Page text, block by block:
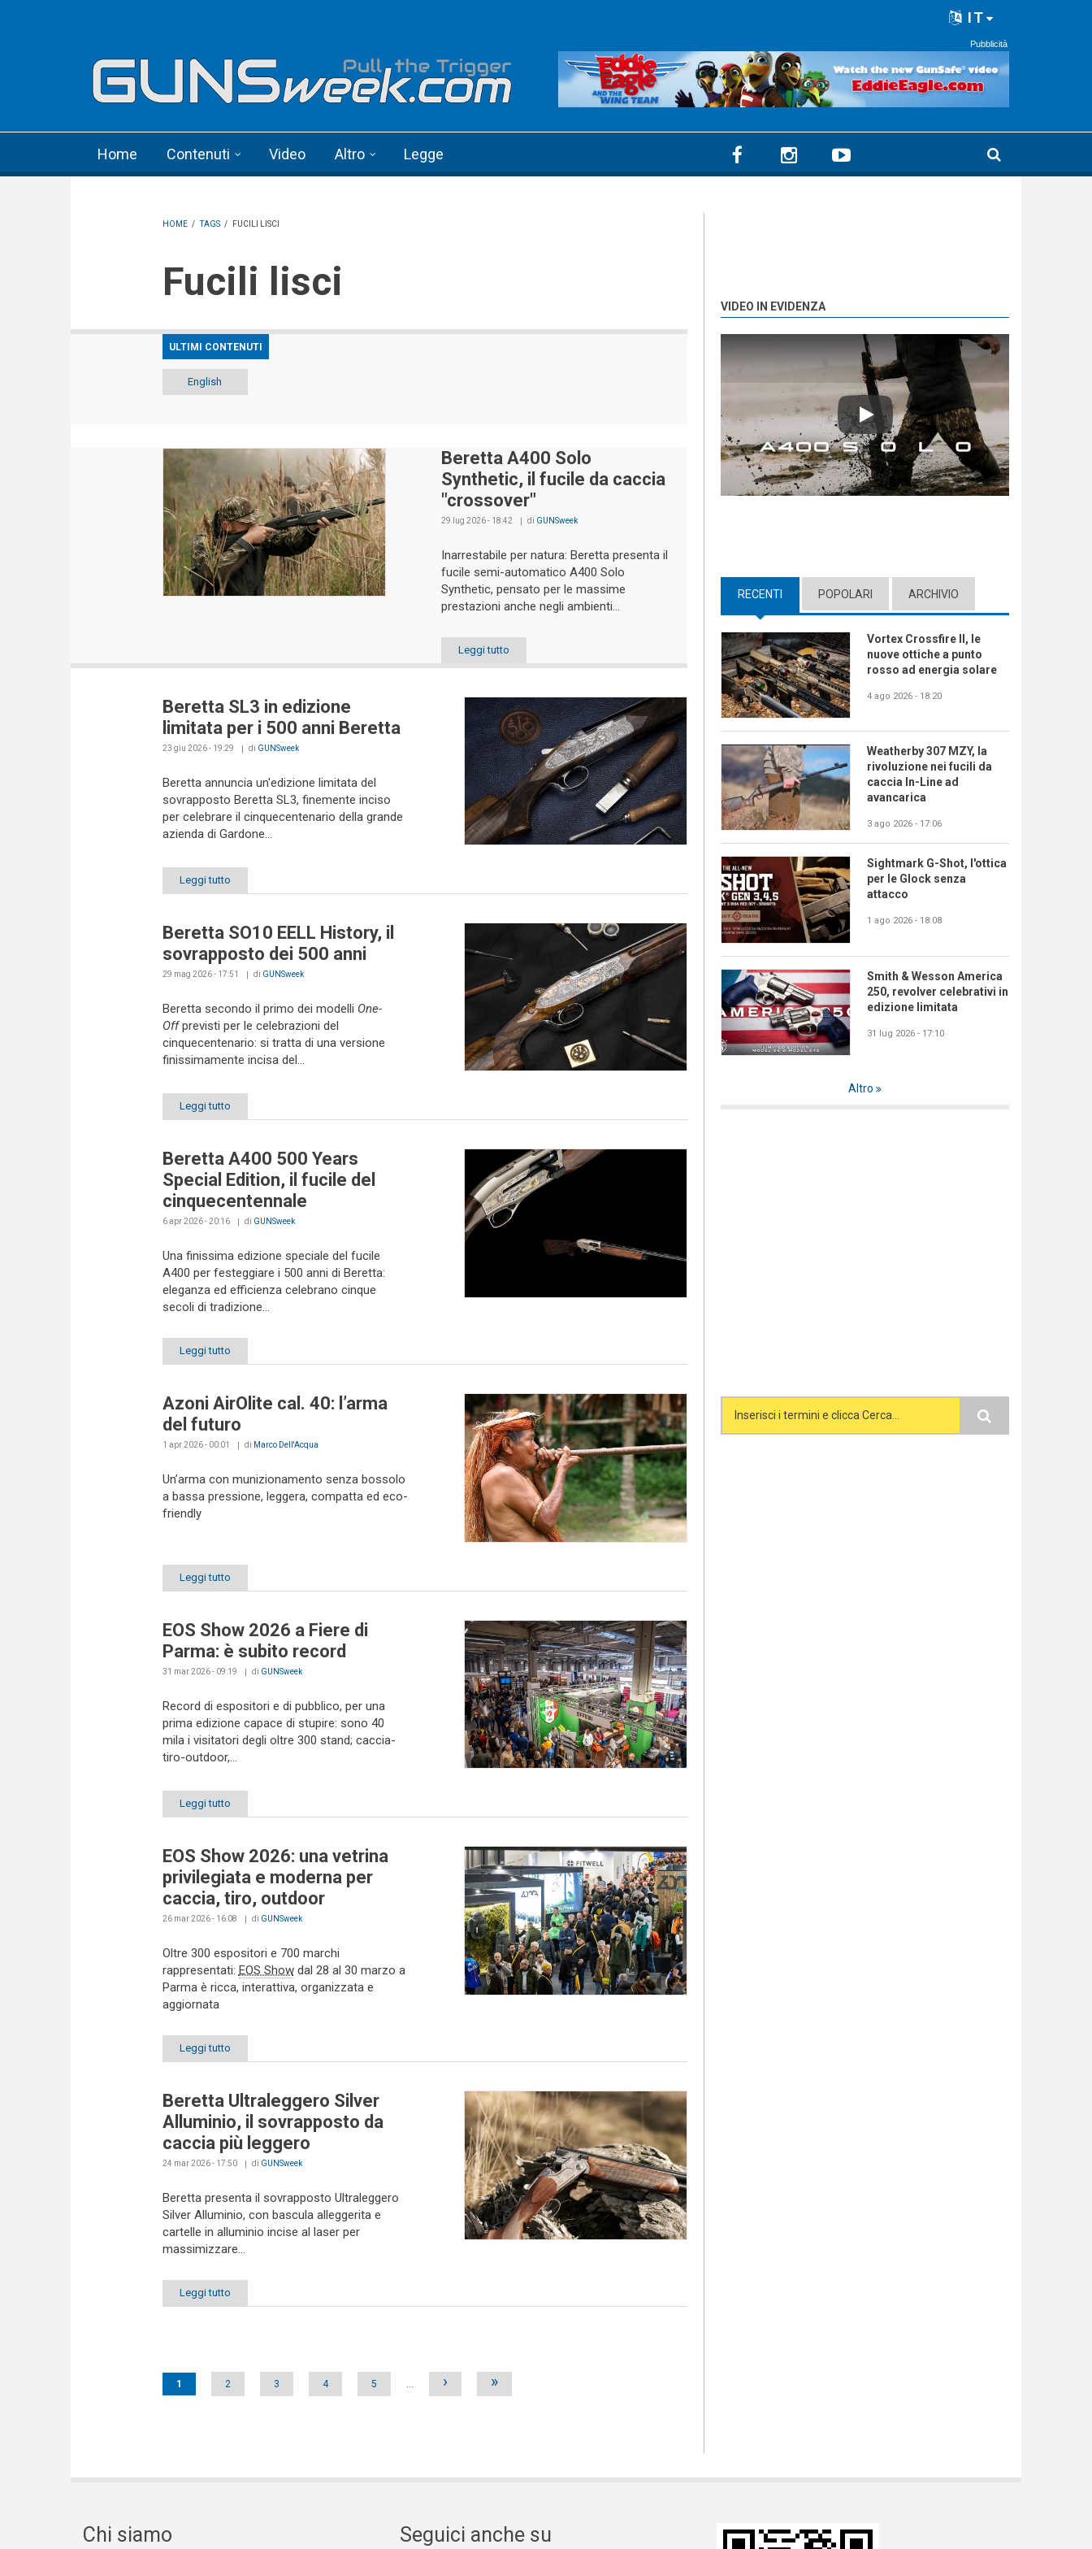
IT
Pubblicità
Home Contenuti Video Altro Legge
HOME / TAGS / FUCILI LISCI
Fucili lisci
ULTIMI CONTENUTI
English
Beretta A400 Solo
Synthetic, il fucile da caccia
"crossover"
29 lug 2026 - 18:42 di GUNSweek
Inarrestabile per natura: Beretta presenta il
fucile semi-automatico A400 Solo
Synthetic, pensato per le massime
prestazioni anche negli ambienti...
Leggi tutto
Beretta SL3 in edizione
limitata per i 500 anni Beretta
23 giu 2026 - 19:29 di GUNSweek
Beretta annuncia un'edizione limitata del
sovrapposto Beretta SL3, finemente inciso
per celebrare il cinquecentenario della grande
azienda di Gardone...
Leggi tutto
Beretta SO10 EELL History, il
sovrapposto dei 500 anni
29 mag 2026 - 17:51 di GUNSweek
Beretta secondo il primo dei modelli One-
Offprevisti per le celebrazioni del
cinquecentenario: si tratta di una versione
finissimamente incisa del...
Leggi tutto
Beretta A400 500 Years
Special Edition, il fucile del
cinquecentennale
6 apr 2026 - 20:16 di GUNSweek
Una finissima edizione speciale del fucile
A400 per festeggiare i 500 anni di Beretta:
eleganza ed efficienza celebrano cinque
secoli di tradizione...
Leggi tutto
Azoni AirOlite cal. 40: l’arma
del futuro
1 apr 2026 - 00:01 di Marco Dell'Acqua
Un’arma con munizionamento senza bossolo
a bassa pressione, leggera, compatta ed eco-
friendly
Leggi tutto
EOS Show 2026 a Fiere di
Parma: è subito record
31 mar 2026 - 09:19 di GUNSweek
Record di espositori e di pubblico, per una
prima edizione capace di stupire: sono 40
mila i visitatori degli oltre 300 stand; caccia-
tiro-outdoor,...
Leggi tutto
EOS Show 2026: una vetrina
privilegiata e moderna per
caccia, tiro, outdoor
26 mar 2026 - 16:08 di GUNSweek
Oltre 300 espositori e 700 marchi
rappresentati: EOS Showdal 28 al 30 marzo a
Parma è ricca, interattiva, organizzata e
aggiornata
Leggi tutto
Beretta Ultraleggero Silver
Alluminio, il sovrapposto da
caccia più leggero
24 mar 2026 - 17:50 di GUNSweek
Beretta presenta il sovrapposto Ultraleggero
Silver Alluminio, con bascula alleggerita e
cartelle in alluminio incise al laser per
massimizzare...
Leggi tutto
Pages
1 2 3 4 5 … › »
VIDEO IN EVIDENZA
Play
RECENTI (ACTIVE TAB)
POPOLARI ARCHIVIO
Vortex Crossfire II, le
nuove ottiche a punto
rosso ad energia solare
4 ago 2026 - 18:20
Weatherby 307 MZY, la
rivoluzione nei fucili da
caccia In-Line ad
avancarica
3 ago 2026 - 17:06
Sightmark G-Shot, l'ottica
per le Glock senza
attacco
1 ago 2026 - 18:08
Smith & Wesson America
250, revolver celebrativi in
edizione limitata
31 lug 2026 - 17:10
Altro
Search form
Chi siamo Seguici anche su